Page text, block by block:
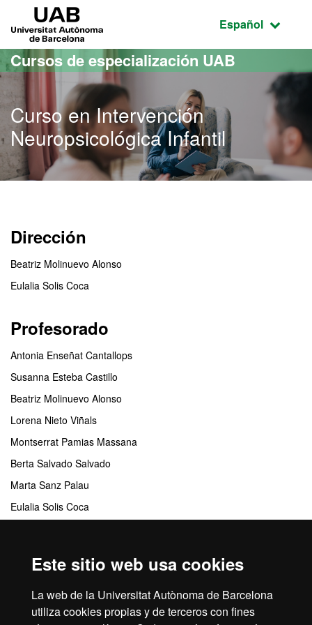
Este sitio web usa cookies
La web de la Universitat Autònoma de Barcelona
utiliza cookies propias y de terceros con fines
Acceso al contenido principal
Acceso a la navegación de la página
Idioma
Español
Cursos de especialización UAB
Curso en Intervención
Neuropsicológica Infantil
Dirección
Beatriz Molinuevo Alonso
Eulalia Solis Coca
Profesorado
Antonia Enseñat Cantallops
Susanna Esteba Castillo
Beatriz Molinuevo Alonso
Lorena Nieto Viñals
Montserrat Pamias Massana
Berta Salvado Salvado
Marta Sanz Palau
Eulalia Solis Coca
Centros responsables
Departamento de Psiquiatría y Medicina Legal